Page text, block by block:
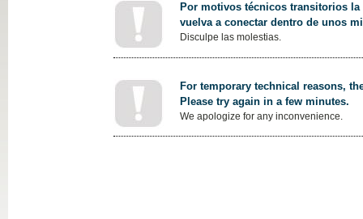
Por motivos técnicos transitorios
vuelva a conectar dentro de unos
Disculpe las molestias.
For temporary technical reasons,
Please try again in a few minutes.
We apologize for any inconvenience.